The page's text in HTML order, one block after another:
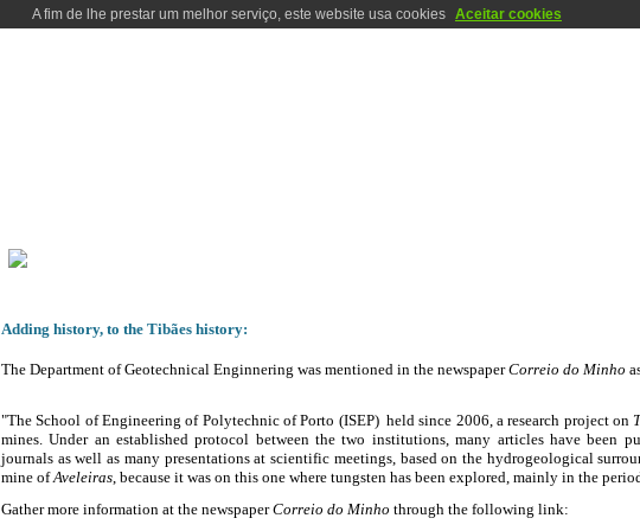
A fim de lhe prestar um melhor serviço, este website usa cookies Aceitar cookies
Adding history, to the Tibães history:
The Department of Geotechnical Enginnering was mentioned in the newspaperCorreio do Minho
"The School of Engineering of Polytechnic of Porto (ISEP) held since 2006, a research project on
mines. Under an established protocol between the two institutions, many articles have been
journals as well as many presentations at scientific meetings, based on the hydrogeological
mine ofAveleiras , because it was on this one where tungsten has been explored, mainly in the
Gather more information at the newspaperCorreio do Minho through the following link: